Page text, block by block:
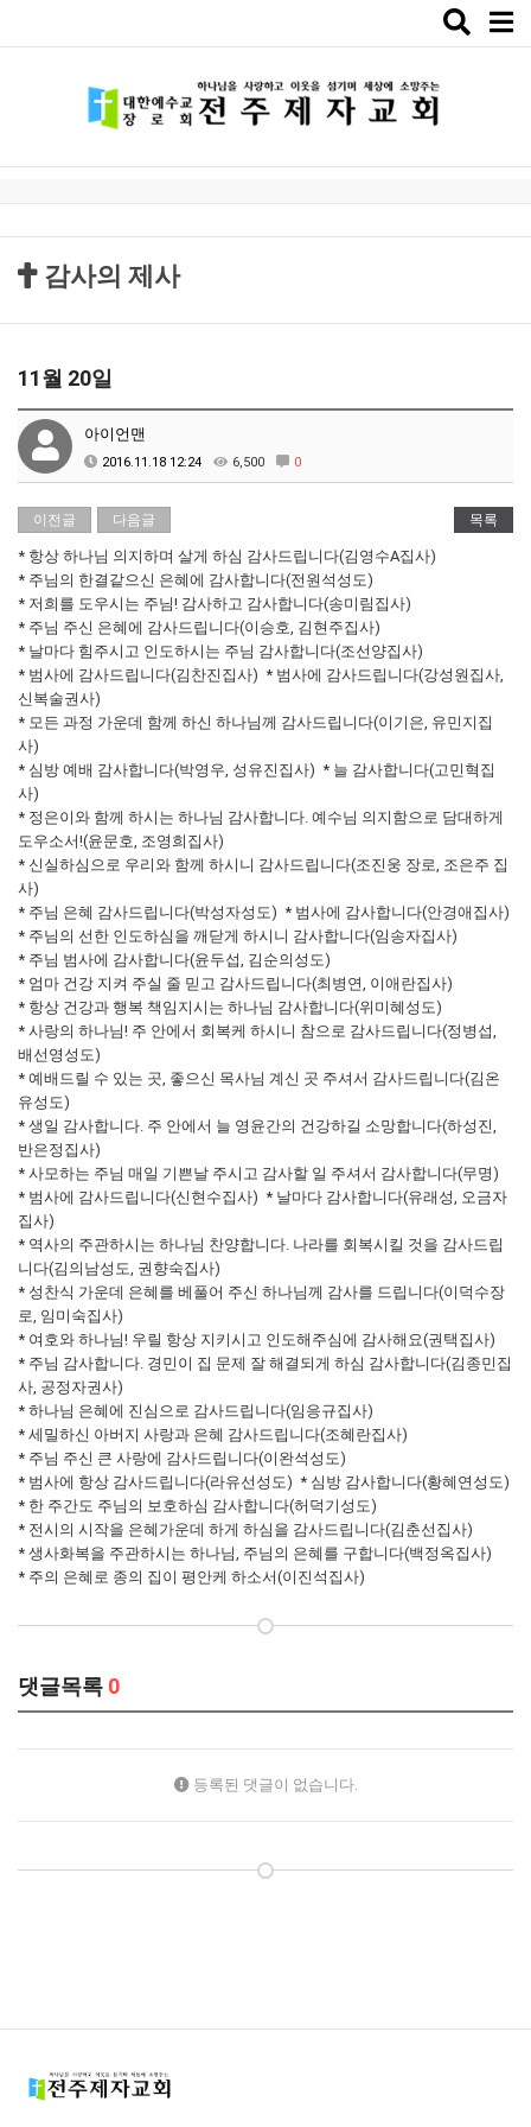
Toggle
감사의 제사
11월 20일
아이언맨
2016.11.18 12:24 6,500 0
이전글 다음글 목록
* 항상 하나님 의지하며 살게 하심 감사드립니다(김영수A집사)
* 주님의 한결같으신 은혜에 감사합니다(전원석성도)
* 저희를 도우시는 주님! 감사하고 감사합니다(송미림집사)
* 주님 주신 은혜에 감사드립니다(이승호, 김현주집사)
* 날마다 힘주시고 인도하시는 주님 감사합니다(조선양집사)
* 범사에 감사드립니다(김찬진집사) * 범사에 감사드립니다(강성원집사,
신복술권사)
* 모든 과정 가운데 함께 하신 하나님께 감사드립니다(이기은, 유민지집
사)
* 심방 예배 감사합니다(박영우, 성유진집사) * 늘 감사합니다(고민혁집
사)
* 정은이와 함께 하시는 하나님 감사합니다. 예수님 의지함으로 담대하게
도우소서!(윤문호, 조영희집사)
* 신실하심으로 우리와 함께 하시니 감사드립니다(조진웅 장로, 조은주 집
사)
* 주님 은혜 감사드립니다(박성자성도) * 범사에 감사합니다(안경애집사)
* 주님의 선한 인도하심을 깨닫게 하시니 감사합니다(임송자집사)
* 주님 범사에 감사합니다(윤두섭, 김순의성도)
* 엄마 건강 지켜 주실 줄 믿고 감사드립니다(최병연, 이애란집사)
* 항상 건강과 행복 책임지시는 하나님 감사합니다(위미혜성도)
* 사랑의 하나님! 주 안에서 회복케 하시니 참으로 감사드립니다(정병섭,
배선영성도)
* 예배드릴 수 있는 곳, 좋으신 목사님 계신 곳 주셔서 감사드립니다(김온
유성도)
* 생일 감사합니다. 주 안에서 늘 영윤간의 건강하길 소망합니다(하성진,
반은정집사)
* 사모하는 주님 매일 기쁜날 주시고 감사할 일 주셔서 감사합니다(무명)
* 범사에 감사드립니다(신현수집사) * 날마다 감사합니다(유래성, 오금자
집사)
* 역사의 주관하시는 하나님 찬양합니다. 나라를 회복시킬 것을 감사드립
니다(김의남성도, 권향숙집사)
* 성찬식 가운데 은혜를 베풀어 주신 하나님께 감사를 드립니다(이덕수장
로, 임미숙집사)
* 여호와 하나님! 우릴 항상 지키시고 인도해주심에 감사해요(권택집사)
* 주님 감사합니다. 경민이 집 문제 잘 해결되게 하심 감사합니다(김종민집
사, 공정자권사)
* 하나님 은혜에 진심으로 감사드립니다(임응규집사)
* 세밀하신 아버지 사랑과 은혜 감사드립니다(조혜란집사)
* 주님 주신 큰 사랑에 감사드립니다(이완석성도)
* 범사에 항상 감사드립니다(라유선성도) * 심방 감사합니다(황혜연성도)
* 한 주간도 주님의 보호하심 감사합니다(허덕기성도)
* 전시의 시작을 은혜가운데 하게 하심을 감사드립니다(김춘선집사)
* 생사화복을 주관하시는 하나님, 주님의 은혜를 구합니다(백정옥집사)
* 주의 은혜로 종의 집이 평안케 하소서(이진석집사)
댓글목록 0
등록된 댓글이 없습니다.